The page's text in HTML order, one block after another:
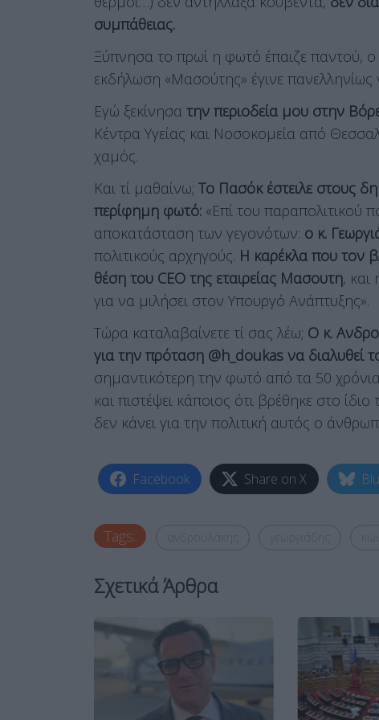
συμπάθειας.
Ξύπνησα το πρωί η φωτό έπαιζε παντού, ο
εκδήλωση «Μασούτης» έγινε
Εγώ ξεκίνησα την περιοδεία μου στην
Κέντρα Υγείας και Νοσοκομεία από
χαμός.
Και τί μαθαίνω; Το Πασόκ έστειλε στους
περίφημη φωτό: «Επί του παραπολιτικού
αποκατάσταση των γεγονότων: ο κ.
πολιτικούς αρχηγούς. Η καρέκλα που τον
θέση του CEO της εταιρείας Μασουτη, και
για να μιλήσει στον Υπουργό Ανάπτυξης».
Τώρα καταλαβαίνετε τί σας λέω; Ο κ.
για την πρόταση @h_doukas να διαλυθεί
σημαντικότερη την φωτό από τα 50
και πιστέψει κάποιος ότι βρέθηκε στο
δεν κάνει για την πολιτική αυτός ο
Facebook Share on X
Tags:
Σχετικά Άρθρα